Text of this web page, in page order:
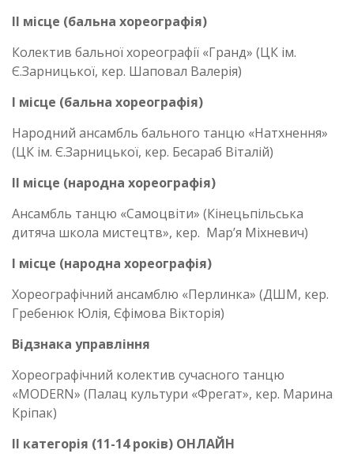
ІІ місце (бальна хореографія)
Колектив бальної хореографії «Гранд» (ЦК ім.
Є.Зарницької, кер. Шаповал Валерія)
І місце (бальна хореографія)
Народний ансамбль бального танцю «Натхнення»
(ЦК ім. Є.Зарницької, кер. Бесараб Віталій)
ІІ місце (народна хореографія)
Ансамбль танцю «Самоцвіти» (Кінецьпільська
дитяча школа мистецтв», кер. Мар’я Міхневич)
І місце (народна хореографія)
Хореографічний ансамблю «Перлинка» (ДШМ, кер.
Гребенюк Юлія, Єфімова Вікторія)
Відзнака управління
Хореографічний колектив сучасного танцю
«MODERN» (Палац культури «Фрегат», кер. Марина
Кріпак)
ІІ категорія (11-14 років) ОНЛАЙН